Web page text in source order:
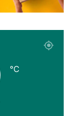
℃